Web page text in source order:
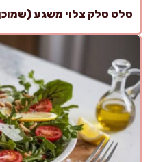
סלט סלק צלוי משגע